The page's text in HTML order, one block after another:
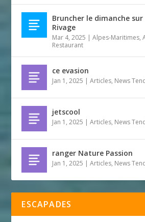
Bruncher le dimanche
Rivage
Mar 4, 2025 |Alpes-Maritimes,
Restaurant
ce evasion
Jan 1, 2025 |Articles, News
jetscool
Jan 1, 2025 |Articles, News
ranger Nature Passion
Jan 1, 2025 |Articles, News
ESCAPADES